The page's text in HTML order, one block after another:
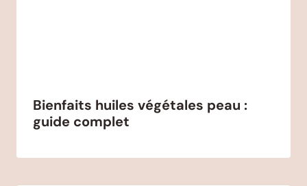
Bienfaits huiles végétales peau :
guide complet